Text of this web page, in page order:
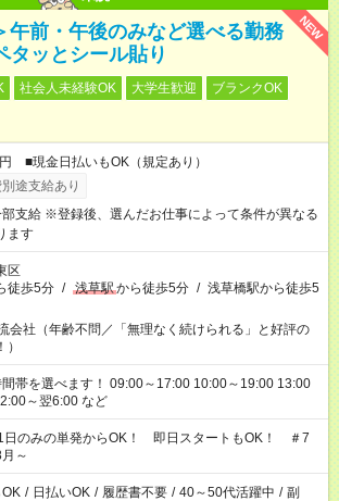
NEW
午前・午後のみなど選べる勤務
タッとシール貼り
社会人未経験OK 大学生歓迎
ブランクOK
■現金日払いもOK（規定あり）
途支給あり
部支給 ※登録後、選んだお仕事によって条件が異なる
ます
区
徒歩5分 / 浅草駅から徒歩5分 / 浅草橋駅から徒歩5
会社（年齢不問／「無理なく続けられる」と好評の
！ 09:00～17:00 10:00～19:00 13:00
～翌6:00 など
のみの単発からOK！ 即日スタートもOK！ ＃7
～
/ 日払いOK / 履歴書不要 / 40～50代活躍中 / 副